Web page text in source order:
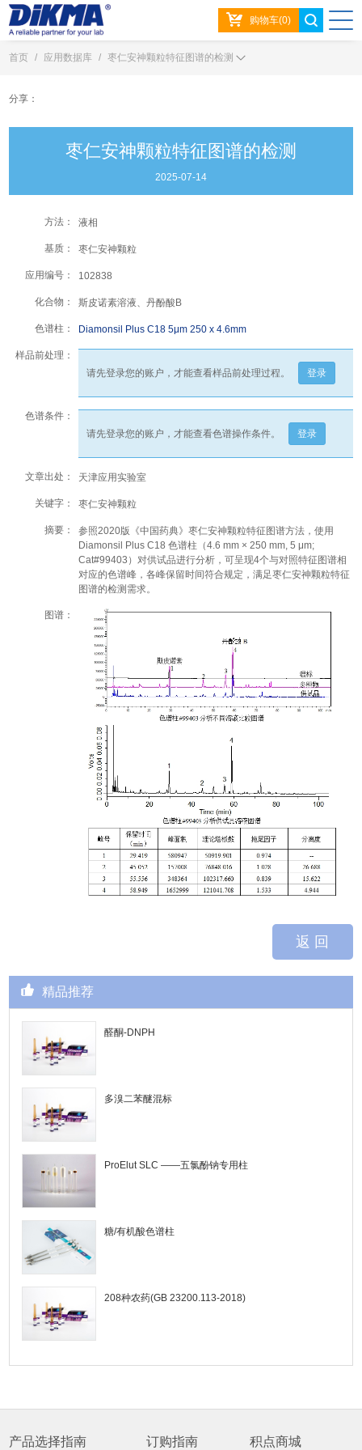
购物车(0)
首页 / 应用数据库 / 枣仁安神颗粒特征图谱的检测
分享：
枣仁安神颗粒特征图谱的检测
2025-07-14
方法： 液相
基质： 枣仁安神颗粒
应用编号： 102838
化合物： 斯皮诺素溶液、丹酚酸B
色谱柱： Diamonsil Plus C18 5μm 250 x 4.6mm
样品前处理：
请先登录您的账户，才能查看样品前处理过程。
登录
色谱条件：
请先登录您的账户，才能查看色谱操作条件。
登录
文章出处： 天津应用实验室
关键字： 枣仁安神颗粒
摘要：
参照2020版《中国药典》枣仁安神颗粒特征图谱方法，使用
Diamonsil Plus C18 色谱柱（4.6 mm × 250 mm, 5 μm;
Cat#99403）对供试品进行分析，可呈现4个与对照特征图谱相
对应的色谱峰，各峰保留时间符合规定，满足枣仁安神颗粒特征
图谱的检测需求。
图谱：
返 回
精品推荐
醛酮-DNPH
多溴二苯醚混标
ProElut SLC ——五氯酚钠专用柱
糖/有机酸色谱柱
208种农药(GB 23200.113-2018)
产品选择指南 订购指南 积点商城